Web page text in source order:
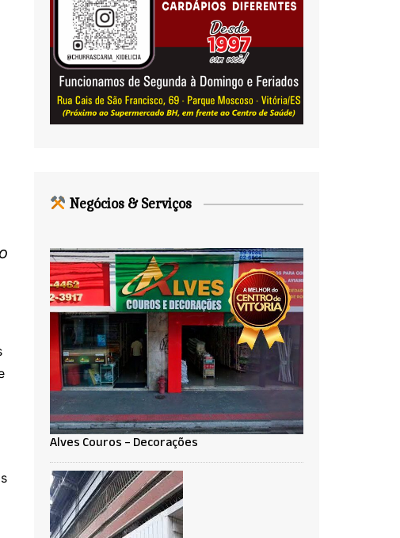
Negócios & Serviços
Alves Couros – Decorações